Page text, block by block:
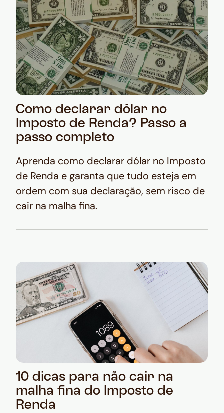
Como declarar dólar no
Imposto de Renda? Passo a
passo completo
Aprenda como declarar dólar no Imposto
de Renda e garanta que tudo esteja em
ordem com sua declaração, sem risco de
cair na malha fina.
10 dicas para não cair na
malha fina do Imposto de
Renda